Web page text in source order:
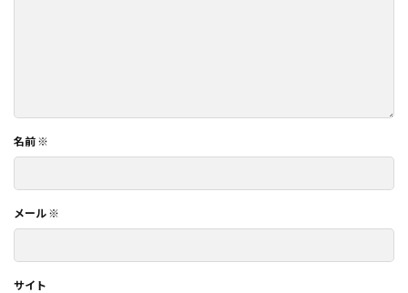
名前 ※
メール ※
サイト